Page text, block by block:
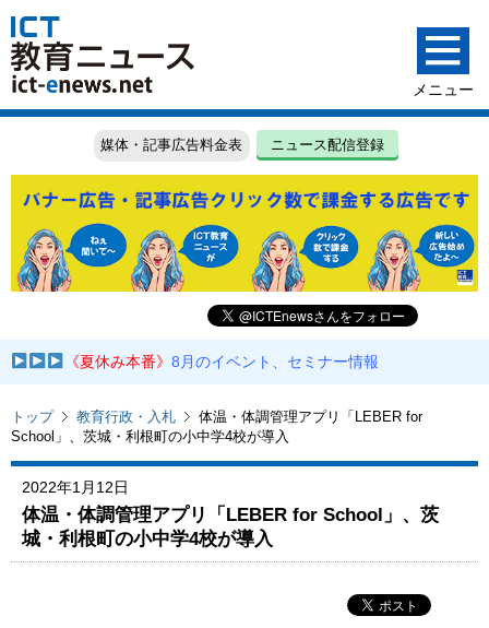
媒体・記事広告料金表 ニュース配信登録
《夏休み本番》8月のイベント、セミナー情報
トップ 教育行政・入札
体温・体調管理アプリ「LEBER for
School」、茨城・利根町の小中学4校が導入
2022年1月12日
体温・体調管理アプリ「LEBER for School」、茨
城・利根町の小中学4校が導入